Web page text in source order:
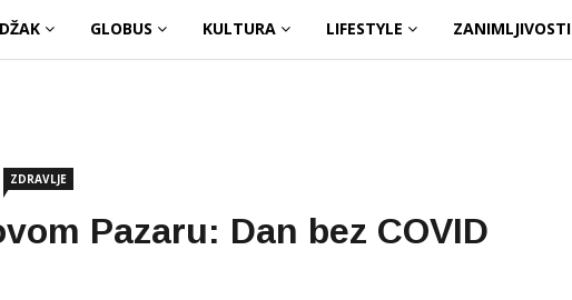
GLOBUS KULTURA LIFESTYLE ZANIMLJIVOSTI
ZDRAVLJE
Pazaru: Dan bez COVID